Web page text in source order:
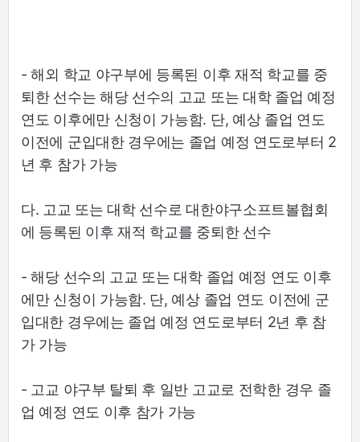
- 해외 학교 야구부에 등록된 이후 재적 학교를 중
퇴한 선수는 해당 선수의 고교 또는 대학 졸업 예정
연도 이후에만 신청이 가능함. 단, 예상 졸업 연도
이전에 군입대한 경우에는 졸업 예정 연도로부터 2
년 후 참가 가능
다. 고교 또는 대학 선수로 대한야구소프트볼협회
에 등록된 이후 재적 학교를 중퇴한 선수
- 해당 선수의 고교 또는 대학 졸업 예정 연도 이후
에만 신청이 가능함. 단, 예상 졸업 연도 이전에 군
입대한 경우에는 졸업 예정 연도로부터 2년 후 참
가 가능
- 고교 야구부 탈퇴 후 일반 고교로 전학한 경우 졸
업 예정 연도 이후 참가 가능